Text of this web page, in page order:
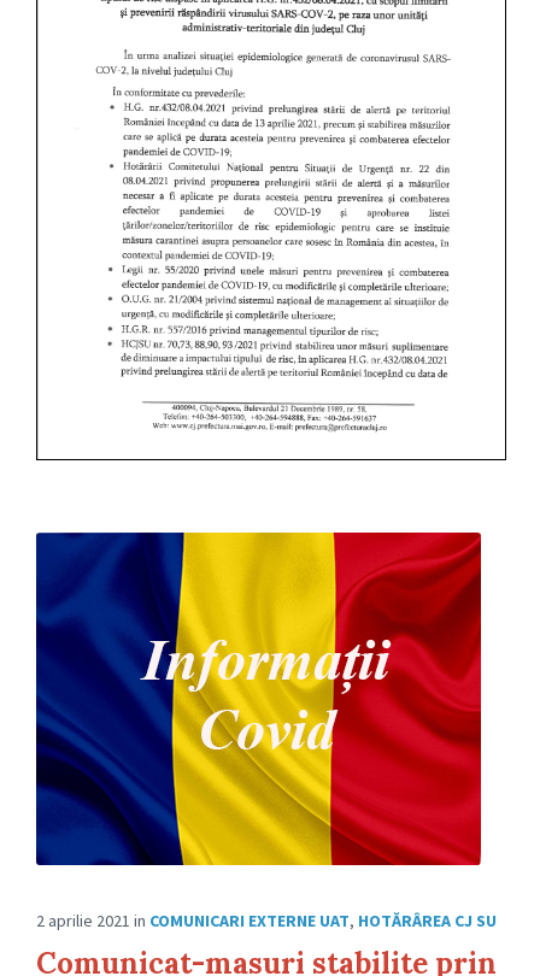
2 aprilie 2021 in COMUNICARI EXTERNE UAT, HOTĂRÂREA CJ SU
Comunicat-masuri stabilite prin